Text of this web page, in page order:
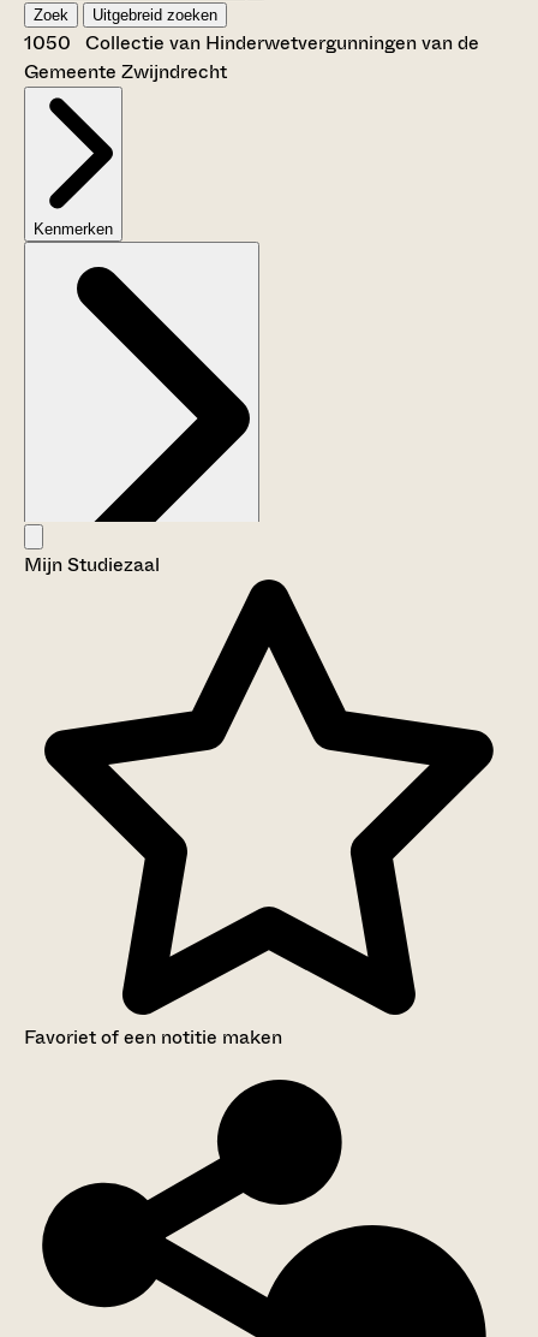
Zoek Uitgebreid zoeken
1050 Collectie van Hinderwetvergunningen van de
Gemeente Zwijndrecht
Kenmerken
Aanwijzingen voor de gebruiker
Inventaris
Mijn Studiezaal
Favoriet of een notitie maken